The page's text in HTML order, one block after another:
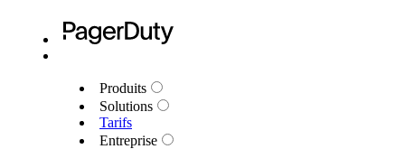
Produits
Solutions
Tarifs
Entreprise